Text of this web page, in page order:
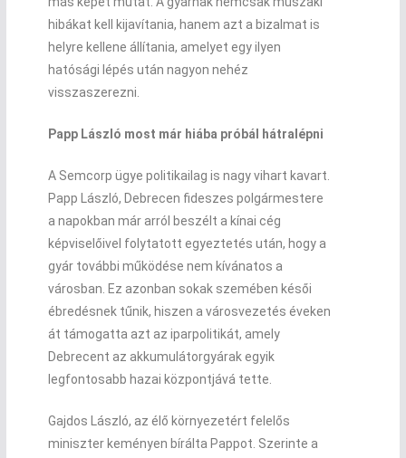
hibákat kell kijavítania, hanem azt a bizalmat is
helyre kellene állítania, amelyet egy ilyen
hatósági lépés után nagyon nehéz
visszaszerezni.
Papp László most már hiába próbál hátralépni
A Semcorp ügye politikailag is nagy vihart kavart.
Papp László, Debrecen fideszes polgármestere
a napokban már arról beszélt a kínai cég
képviselőivel folytatott egyeztetés után, hogy a
gyár további működése nem kívánatos a
városban. Ez azonban sokak szemében késői
ébredésnek tűnik, hiszen a városvezetés éveken
át támogatta azt az iparpolitikát, amely
Debrecent az akkumulátorgyárak egyik
legfontosabb hazai központjává tette.
Gajdos László, az élő környezetért felelős
miniszter keményen bírálta Pappot. Szerinte a